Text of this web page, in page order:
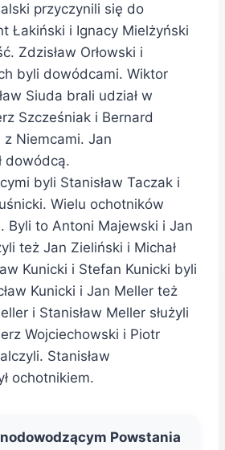
przyczynili się do
Łakiński i Ignacy Mielżyński
Zdzisław Orłowski i
byli dowódcami. Wiktor
Siuda brali udział w
Szcześniak i Bernard
Niemcami. Jan
dowódcą.
byli Stanisław Taczak i
Wielu ochotników
Byli to Antoni Majewski i Jan
też Jan Zieliński i Michał
Kunicki i Stefan Kunicki byli
Kunicki i Jan Meller też
i Stanisław Meller służyli
Wojciechowski i Piotr
Stanisław
ochotnikiem.
Powstania